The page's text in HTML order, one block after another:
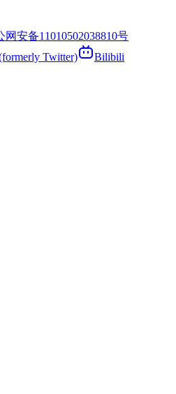
网安备11010502038810号
Twitter) Bilibili